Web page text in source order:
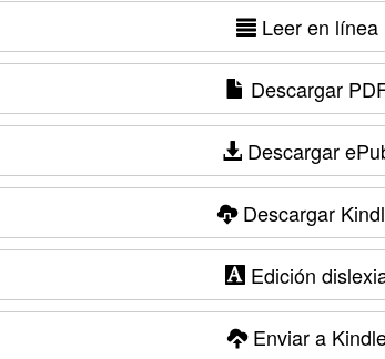
Leer en línea
Descargar
Descargar
Descargar
Edición
Enviar a